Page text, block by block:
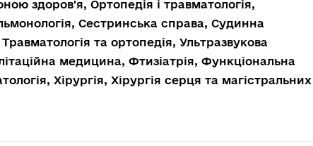
здоров'я, Ортопедія і травматологія,
Сестринська справа, Судинна
та ортопедія, Ультразвукова
медицина, Фтизіатрія, Функціональна
Хірургія, Хірургія серця та магістральних